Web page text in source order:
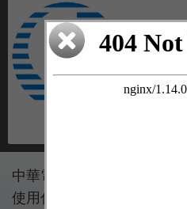
中華電信提供便利又安全
使用付費的電影、電子書